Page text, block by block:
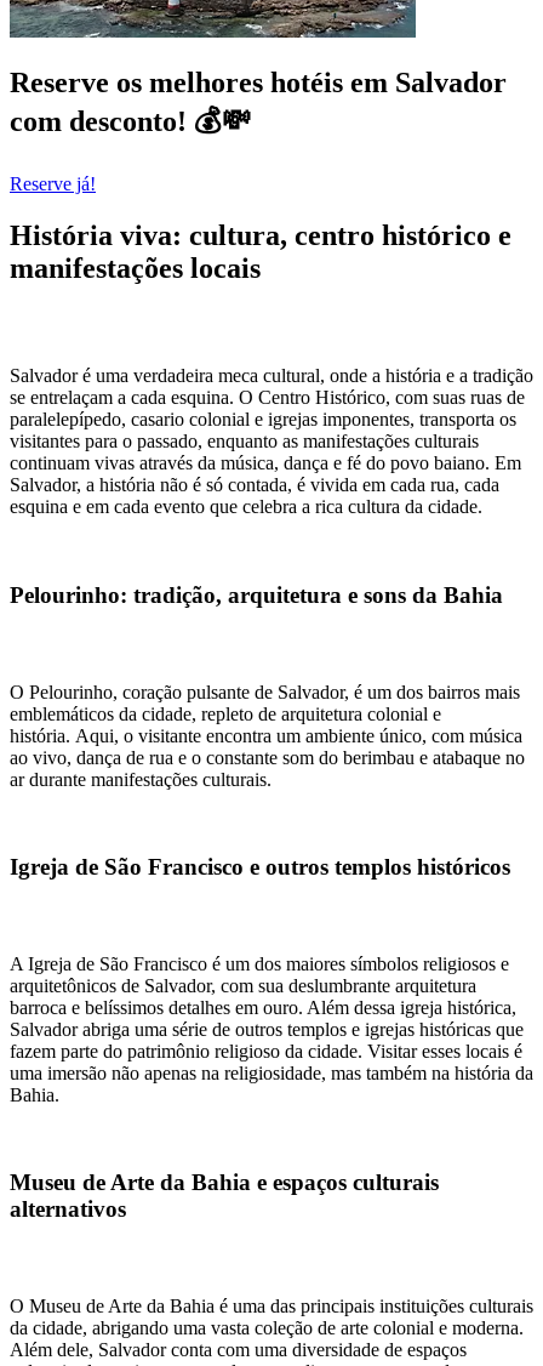
Reserve os melhores hotéis em Salvador
com desconto! 💰💸
Reserve já!
História viva: cultura, centro histórico e
manifestações locais
Salvador é uma verdadeira meca cultural, onde a história e a tradição
se entrelaçam a cada esquina. O Centro Histórico, com suas ruas de
paralelepípedo, casario colonial e igrejas imponentes, transporta os
visitantes para o passado, enquanto as manifestações culturais
continuam vivas através da música, dança e fé do povo baiano. Em
Salvador, a história não é só contada, é vivida em cada rua, cada
esquina e em cada evento que celebra a rica cultura da cidade.
Pelourinho: tradição, arquitetura e sons da Bahia
O Pelourinho, coração pulsante de Salvador, é um dos bairros mais
emblemáticos da cidade, repleto de arquitetura colonial e
história. Aqui, o visitante encontra um ambiente único, com música
ao vivo, dança de rua e o constante som do berimbau e atabaque no
ar durante manifestações culturais.
Igreja de São Francisco e outros templos históricos
A Igreja de São Francisco é um dos maiores símbolos religiosos e
arquitetônicos de Salvador, com sua deslumbrante arquitetura
barroca e belíssimos detalhes em ouro. Além dessa igreja histórica,
Salvador abriga uma série de outros templos e igrejas históricas que
fazem parte do patrimônio religioso da cidade. Visitar esses locais é
uma imersão não apenas na religiosidade, mas também na história da
Bahia.
Museu de Arte da Bahia e espaços culturais
alternativos
O Museu de Arte da Bahia é uma das principais instituições culturais
da cidade, abrigando uma vasta coleção de arte colonial e moderna.
Além dele, Salvador conta com uma diversidade de espaços